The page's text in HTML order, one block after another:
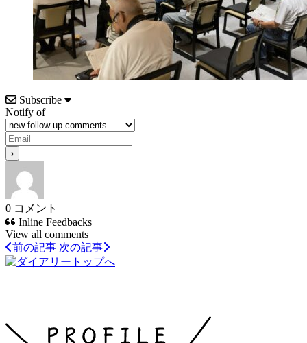
Subscribe
Notify of
0 コメント
Inline Feedbacks
View all comments
前の記事 次の記事